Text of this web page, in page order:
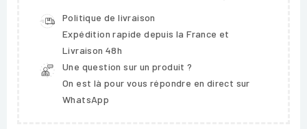
Politique de livraison
Expédition rapide depuis la France et
Livraison 48h
Une question sur un produit ?
On est là pour vous répondre en direct sur
WhatsApp